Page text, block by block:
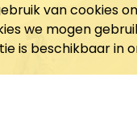
van cookies
we mogen
is beschikbaar in